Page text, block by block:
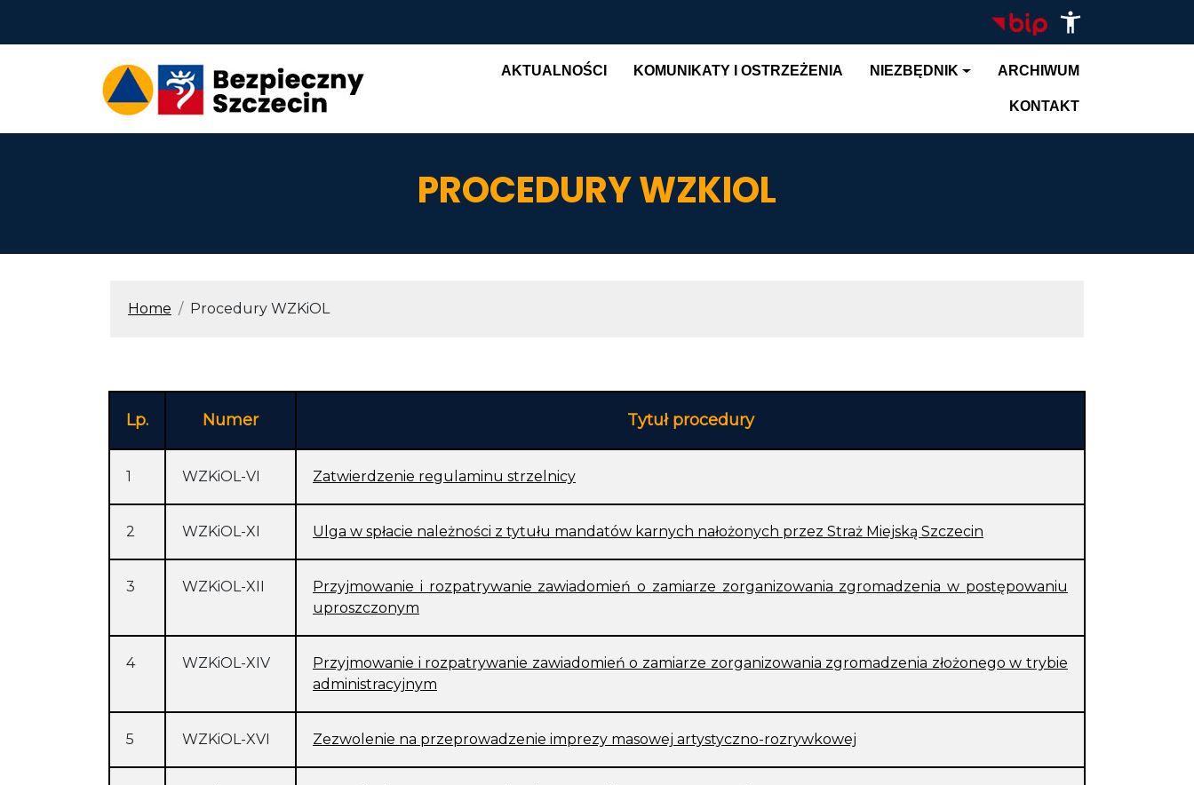
Main navigationAKTUALNOŚCI KOMUNIKATY I OSTRZEŻENIA NIEZBĘDNIK ARCHIWUM
KONTAKT
PROCEDURY WZKIOL
ŚCIEŻKA NAWIGACYJNA
Home Procedury WZKiOL
Lp. Numer Tytuł procedury
1 WZKiOL-VI Zatwierdzenie regulaminu strzelnicy
2 WZKiOL-XI Ulga w spłacie należności z tytułu mandatów karnych nałożonych przez Straż Miejską Szczecin
3 WZKiOL-XII
Przyjmowanie i rozpatrywanie zawiadomień o zamiarze zorganizowania zgromadzenia w postępowaniu
uproszczonym
4 WZKiOL-XIV
Przyjmowanie i rozpatrywanie zawiadomień o zamiarze zorganizowania zgromadzenia złożonego w trybie
administracyjnym
5 WZKiOL-XVI Zezwolenie na przeprowadzenie imprezy masowej artystyczno-rozrywkowej